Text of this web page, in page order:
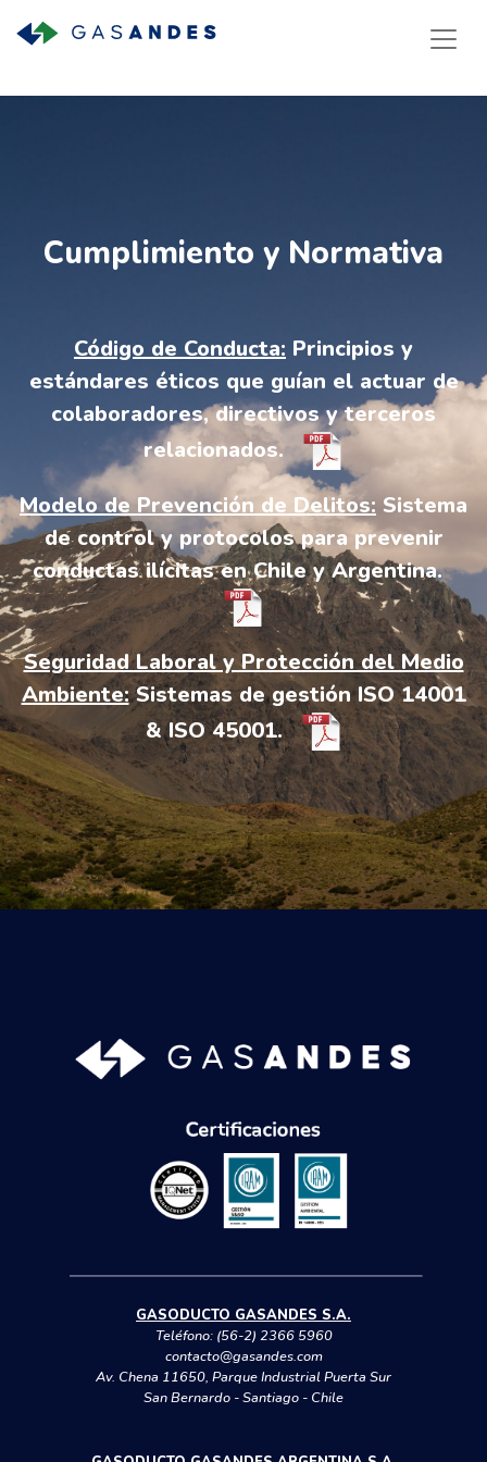
Cumplimiento y Normativa
Código de Conducta: Principios y
estándares éticos que guían el actuar de
colaboradores, directivos y terceros
relacionados.
Modelo de Prevención de Delitos: Sistema
de control y protocolos para prevenir
conductas ilícitas en Chile y Argentina.
Seguridad Laboral y Protección del Medio
Ambiente:Sistemas de gestión ISO 14001
& ISO 45001.
GASODUCTO GASANDES S.A.
Teléfono: (56-2) 2366 5960
contacto@gasandes.com
Av. Chena 11650, Parque Industrial Puerta Sur
San Bernardo - Santiago - Chile